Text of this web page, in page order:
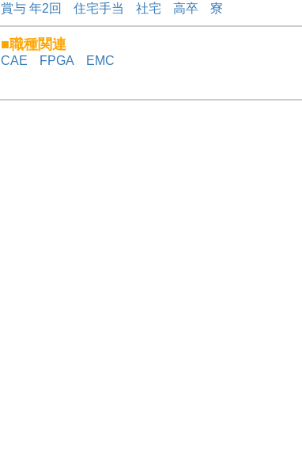
賞与 年2回 住宅手当 社宅 高卒 寮
■職種関連
CAE FPGA EMC